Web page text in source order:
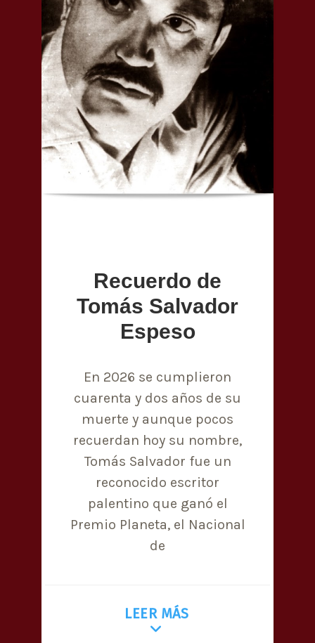
Recuerdo de
Tomás Salvador
Espeso
En 2026 se cumplieron
cuarenta y dos años de su
muerte y aunque pocos
recuerdan hoy su nombre,
Tomás Salvador fue un
reconocido escritor
palentino que ganó el
Premio Planeta, el Nacional
de
LEER MÁS